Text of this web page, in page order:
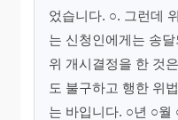
었습니다. ○. 그런데
는 신청인에게는 송
위 개시결정을 한 것
도 불구하고 행한 위
는 바입니다. ○년 ○월